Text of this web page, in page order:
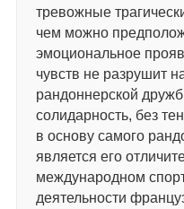
тревожные
чем можно
эмоциональное
чувств не разрушит
рандоннерской
солидарность, без
в основу самого
является его
международном
деятельности